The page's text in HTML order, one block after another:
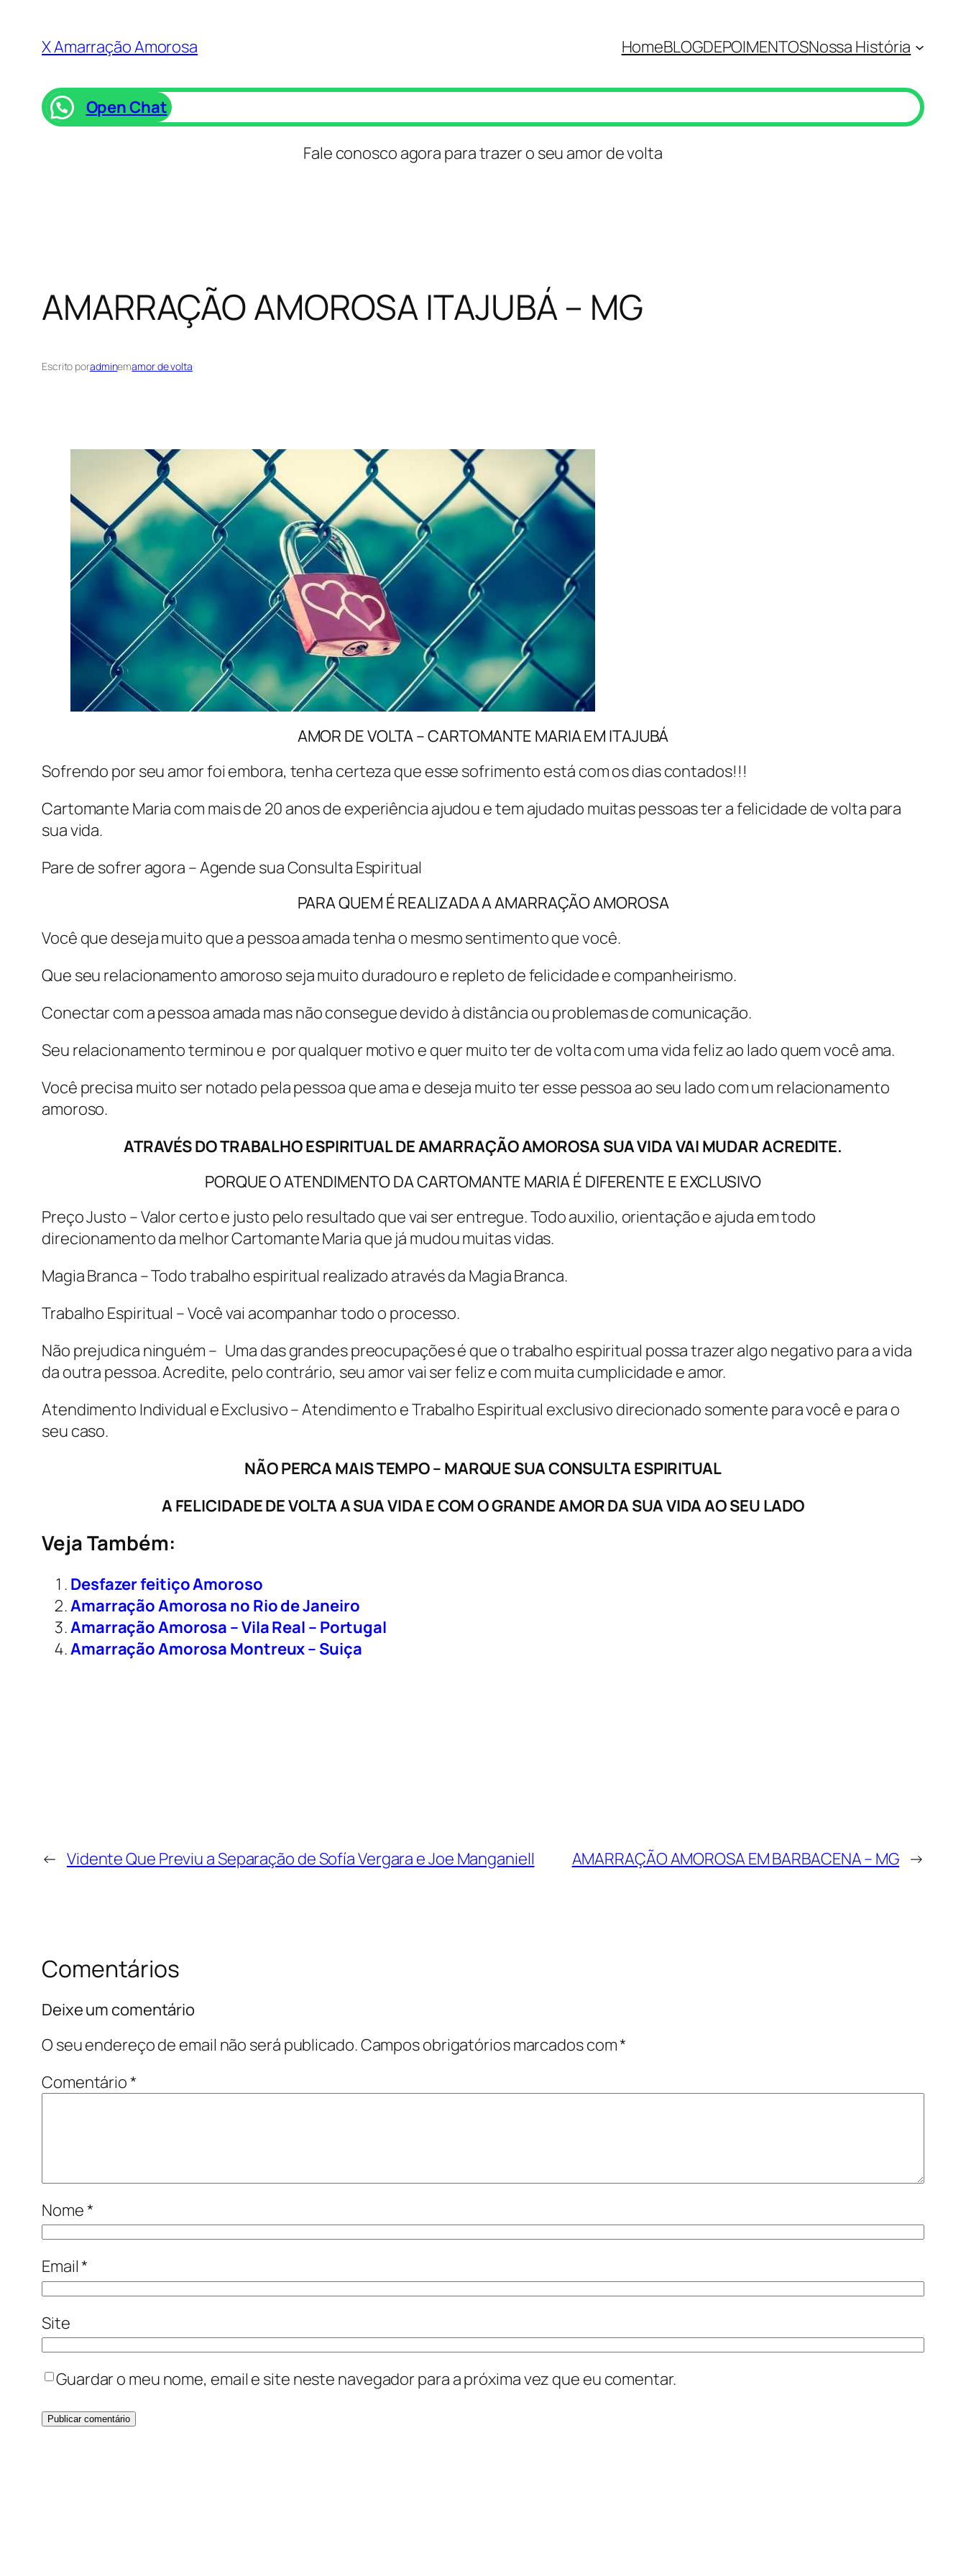
X Amarração Amorosa HomeBLOGDEPOIMENTOSNossa História
Open Chat
Fale conosco agora para trazer o seu amor de volta
AMARRAÇÃO AMOROSA ITAJUBÁ – MG
Escrito poradminemamor de volta
AMOR DE VOLTA – CARTOMANTE MARIA EM ITAJUBÁ
Sofrendo por seu amor foi embora, tenha certeza que esse sofrimento está com os dias contados!!!
Cartomante Maria com mais de 20 anos de experiência ajudou e tem ajudado muitas pessoas ter a felicidade de volta para
sua vida.
Pare de sofrer agora – Agende sua Consulta Espiritual
PARA QUEM É REALIZADA A AMARRAÇÃO AMOROSA
Você que deseja muito que a pessoa amada tenha o mesmo sentimento que você.
Que seu relacionamento amoroso seja muito duradouro e repleto de felicidade e companheirismo.
Conectar com a pessoa amada mas não consegue devido à distância ou problemas de comunicação.
Seu relacionamento terminou e por qualquer motivo e quer muito ter de volta com uma vida feliz ao lado quem você ama.
Você precisa muito ser notado pela pessoa que ama e deseja muito ter esse pessoa ao seu lado com um relacionamento
amoroso.
ATRAVÉS DO TRABALHO ESPIRITUAL DE AMARRAÇÃO AMOROSA SUA VIDA VAI MUDAR ACREDITE.
PORQUE O ATENDIMENTO DA CARTOMANTE MARIA É DIFERENTE E EXCLUSIVO
Preço Justo – Valor certo e justo pelo resultado que vai ser entregue. Todo auxilio, orientação e ajuda em todo
direcionamento da melhor Cartomante Maria que já mudou muitas vidas.
Magia Branca – Todo trabalho espiritual realizado através da Magia Branca.
Trabalho Espiritual – Você vai acompanhar todo o processo.
Não prejudica ninguém – Uma das grandes preocupações é que o trabalho espiritual possa trazer algo negativo para a vida
da outra pessoa. Acredite, pelo contrário, seu amor vai ser feliz e com muita cumplicidade e amor.
Atendimento Individual e Exclusivo – Atendimento e Trabalho Espiritual exclusivo direcionado somente para você e para o
seu caso.
NÃO PERCA MAIS TEMPO – MARQUE SUA CONSULTA ESPIRITUAL
A FELICIDADE DE VOLTA A SUA VIDA E COM O GRANDE AMOR DA SUA VIDA AO SEU LADO
Veja Também:
Desfazer feitiço Amoroso
Amarração Amorosa no Rio de Janeiro
Amarração Amorosa – Vila Real – Portugal
Amarração Amorosa Montreux – Suiça
← Vidente Que Previu a Separação de Sofía Vergara e Joe Manganiell AMARRAÇÃO AMOROSA EM BARBACENA – MG →
Comentários
Deixe um comentário
O seu endereço de email não será publicado.Campos obrigatórios marcados com*
Comentário*
Nome*
Email*
Site
Guardar o meu nome, email e site neste navegador para a próxima vez que eu comentar.